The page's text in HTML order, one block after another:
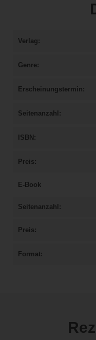
Verlag
Genre
Erscheinungstermin
Seitenanzahl
ISBN
Preis
E-Book
Seitenanzahl
Preis
Format